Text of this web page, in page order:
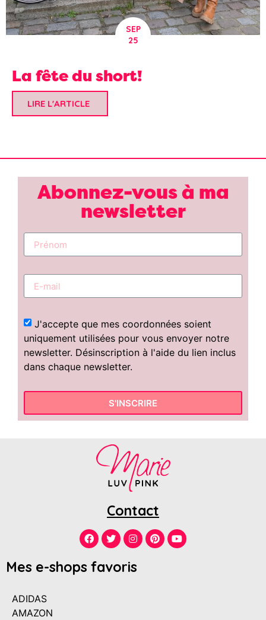
SEP
25
La fête du short!
LIRE L'ARTICLE
Abonnez-vous à ma
newsletter
J'accepte que mes coordonnées soient
uniquement utilisées pour vous envoyer notre
newsletter. Désinscription à l'aide du lien inclus
dans chaque newsletter.
S'INSCRIRE
Contact
Mes e-shops favoris
ADIDAS
AMAZON